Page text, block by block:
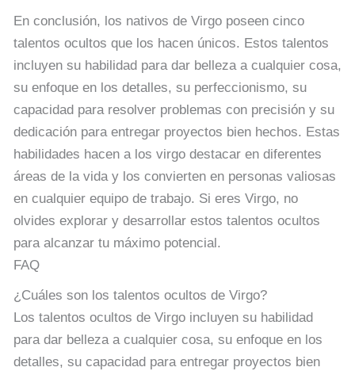
En conclusión, los nativos de Virgo poseen cinco
talentos ocultos que los hacen únicos. Estos talentos
incluyen su habilidad para dar belleza a cualquier cosa,
su enfoque en los detalles, su perfeccionismo, su
capacidad para resolver problemas con precisión y su
dedicación para entregar proyectos bien hechos. Estas
habilidades hacen a los virgo destacar en diferentes
áreas de la vida y los convierten en personas valiosas
en cualquier equipo de trabajo. Si eres Virgo, no
olvides explorar y desarrollar estos talentos ocultos
para alcanzar tu máximo potencial.
FAQ
¿Cuáles son los talentos ocultos de Virgo?
Los talentos ocultos de Virgo incluyen su habilidad
para dar belleza a cualquier cosa, su enfoque en los
detalles, su capacidad para entregar proyectos bien